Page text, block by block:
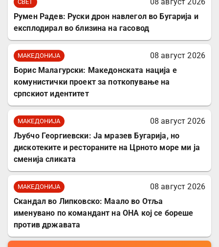
СВЕТ
Румен Радев: Руски дрон навлегол во Бугарија и
експлодирал во близина на гасовод
МАКЕДОНИЈА
08 август 2026
Борис Малагурски: Македонската нација е
комунистички проект за поткопување на
српскиот идентитет
МАКЕДОНИЈА
08 август 2026
Љубчо Георгиевски: Ја мразев Бугарија, но
дискотеките и рестораните на Црното море ми ја
сменија сликата
МАКЕДОНИЈА
08 август 2026
Скандал во Липковско: Маало во Отља
именувано по командант на ОНА кој се бореше
против државата